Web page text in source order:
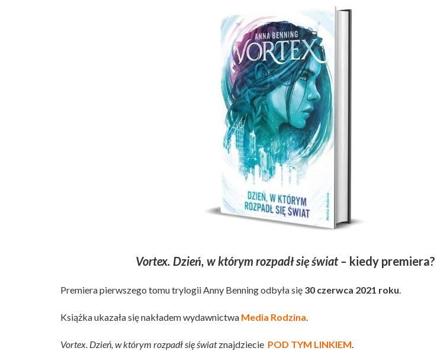
Vortex. Dzień, w którym rozpadł się świat – kiedy premiera?
Premiera pierwszego tomu trylogii Anny Benning odbyła się 30 czerwca 2021 roku.
Książka ukazała się nakładem wydawnictwa Media Rodzina.
Vortex. Dzień, w którym rozpadł się światznajdziecie POD TYM LINKIEM.